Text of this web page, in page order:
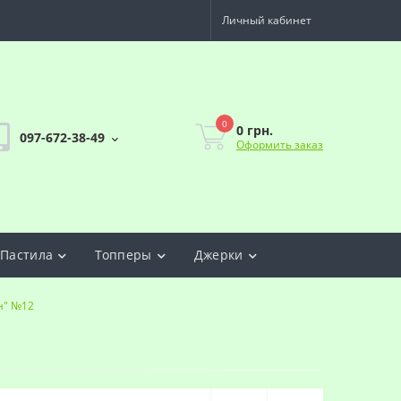
Личный кабинет
097-672-38-49
0 0 грн.
Оформить заказ
Пастила Топперы Джерки
№12